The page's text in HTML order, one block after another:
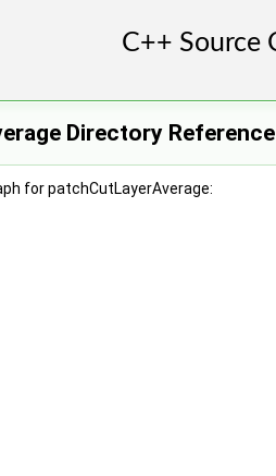
Directory Reference
for patchCutLayerAverage: